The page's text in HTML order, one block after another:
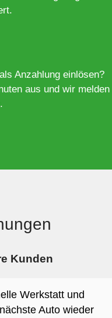
Anzahlung einlösen?
aus und wir melden
Kunden
Werkstatt und
Auto wieder